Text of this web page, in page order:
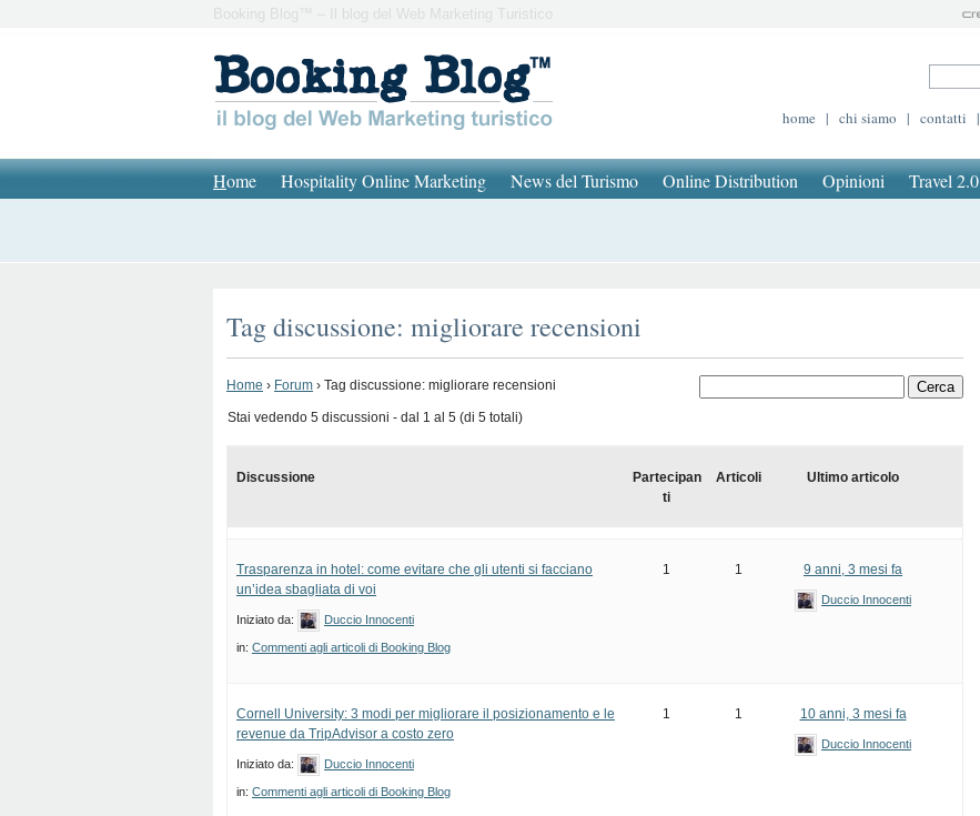
Booking Blog™ – Il blog del Web Marketing Turistico
home | chi siamo | contatti |
Home Hospitality Online Marketing News del Turismo Online Distribution Opinioni Travel 2.0
Tag discussione: migliorare recensioni
Home › Forum › Tag discussione: migliorare recensioni
Stai vedendo 5 discussioni - dal 1 al 5 (di 5 totali)
Discussione
Partecipan
ti
Articoli Ultimo articolo
Trasparenza in hotel: come evitare che gli utenti si facciano
un’idea sbagliata di voi
Iniziato da: Duccio Innocenti
in: Commenti agli articoli di Booking Blog
1 1 9 anni, 3 mesi fa
Duccio Innocenti
Cornell University: 3 modi per migliorare il posizionamento e le
revenue da TripAdvisor a costo zero
Iniziato da: Duccio Innocenti
in: Commenti agli articoli di Booking Blog
1 1 10 anni, 3 mesi fa
Duccio Innocenti